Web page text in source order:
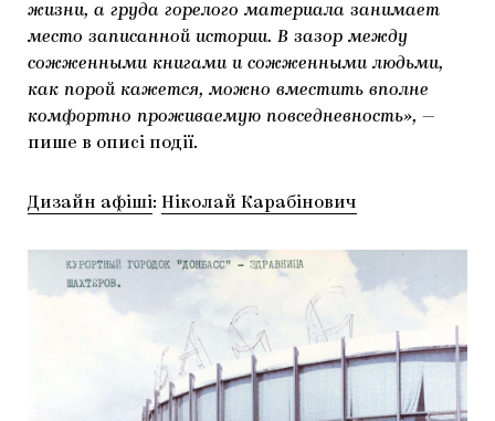
жизни, а груда горелого материала занимает
место записанной истории. В зазор между
сожженными книгами и сожженными людьми,
как порой кажется, можно вместить вполне
комфортно проживаемую повседневность», —
пише в описі події.
Дизайн афіші: Ніколай Карабінович